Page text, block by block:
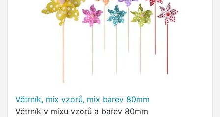
Větrník, mix vzorů, mix barev 80mm
Větrník v mixu vzorů a barev 80mm